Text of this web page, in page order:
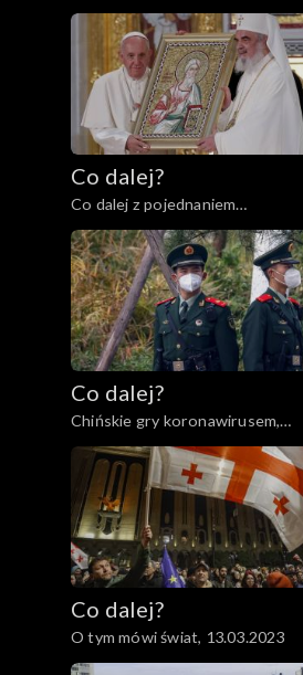
80. rocznica powstania w getcie
warszawskim, 18.04.2023
Co dalej?
Co dalej z pojednaniem
katolicyzmu i prawosławia?,
04.04.2023
Co dalej?
Chińskie gry koronawirusem,
23.03.2023
Co dalej?
O tym mówi świat, 13.03.2023